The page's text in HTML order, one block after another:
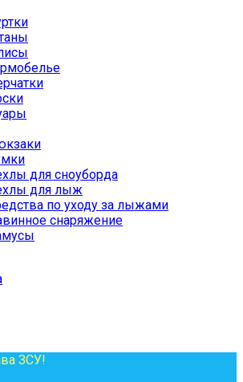
для сноуборда
для лыж
по уходу за лыжами
снаряжение
ЗСУ!